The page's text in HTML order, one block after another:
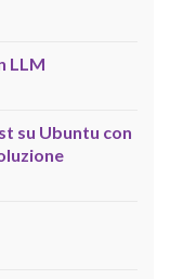
LLM
su Ubuntu con